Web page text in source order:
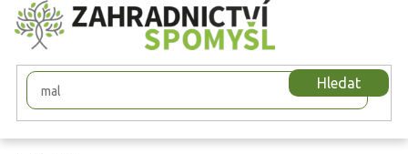
Přejít
na
obsah
Hledat